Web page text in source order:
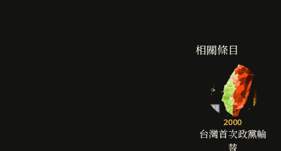
相關條目
2000
台灣首次政黨輪
替